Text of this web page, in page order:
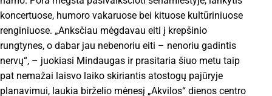
koncertuose, humoro vakaruose bei kituose kultūriniuose
renginiuose. „Anksčiau mėgdavau eiti į krepšinio
rungtynes, o dabar jau nebenoriu eiti – nenoriu gadintis
nervų“, – juokiasi Mindaugas ir prasitaria šiuo metu taip
pat nemažai laisvo laiko skiriantis atostogų pajūryje
planavimui, laukia birželio mėnesį „Akvilos“ dienos centro